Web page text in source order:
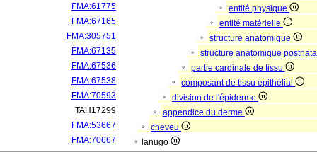
FMA:61775
entité physique
FMA:67165
entité matérielle
FMA:305751
structure anatomique
FMA:67135
structure anatomique
FMA:67536
partie cardinale de tissu
FMA:67538
composant de tissu épithélial
FMA:70593
division de l'épiderme
TAH17299
appendice du derme
FMA:53667
cheveu
FMA:70667
lanugo